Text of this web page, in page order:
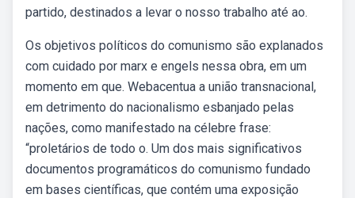
partido, destinados a levar o nosso trabalho até ao.
Os objetivos políticos do comunismo são explanados
com cuidado por marx e engels nessa obra, em um
momento em que. Webacentua a união transnacional,
em detrimento do nacionalismo esbanjado pelas
nações, como manifestado na célebre frase:
“proletários de todo o. Um dos mais significativos
documentos programáticos do comunismo fundado
em bases científicas, que contém uma exposição